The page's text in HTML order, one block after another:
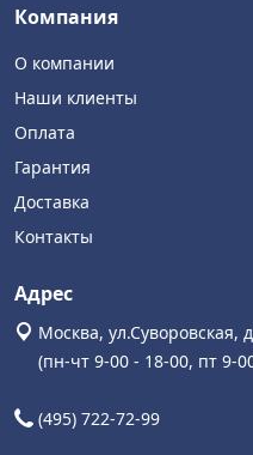
Компания
О компании
Наши клиенты
Оплата
Гарантия
Доставка
Контакты
Адрес
Москва, ул.Суворовская,
(пн-чт 9-00 - 18-00, пт 9-
(495) 722-72-99